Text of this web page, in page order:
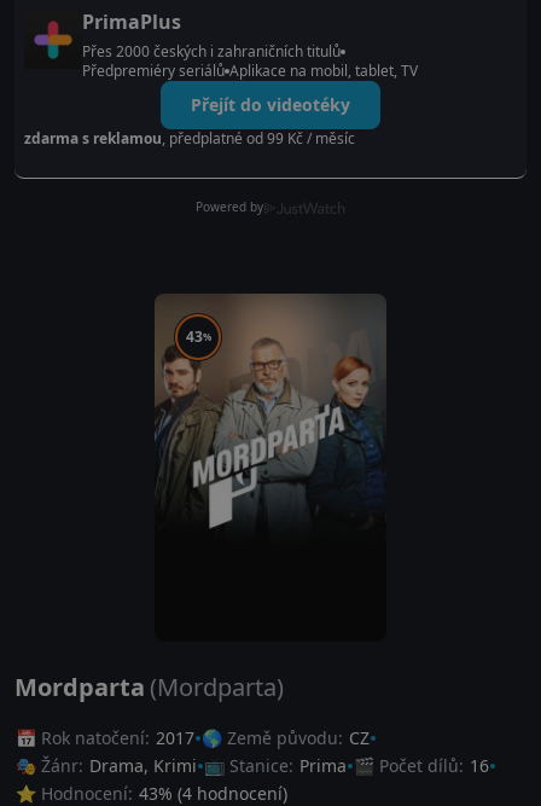
PrimaPlus
Přes 2000 českých i zahraničních titulů
Předpremiéry seriálů Aplikace na mobil, tablet, TV
Přejít do videotéky
zdarma s reklamou, předplatné od 99 Kč / měsíc
Powered by
43%
Mordparta (Mordparta)
📅 Rok natočení: 2017 🌎 Země původu: CZ
🎭 Žánr: Drama, Krimi 📺 Stanice: Prima 🎬 Počet dílů: 16
⭐ Hodnocení: 43% (4 hodnocení)